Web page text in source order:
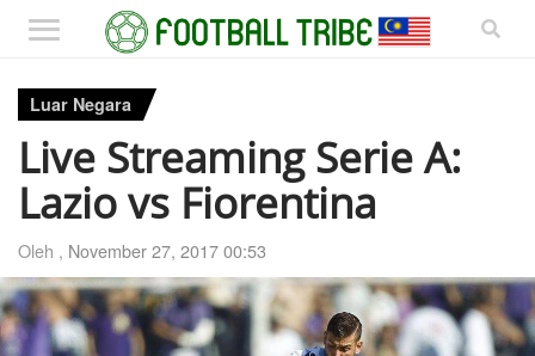
Luar Negara
Live Streaming Serie A:
Lazio vs Fiorentina
Oleh , November 27, 2017 00:53